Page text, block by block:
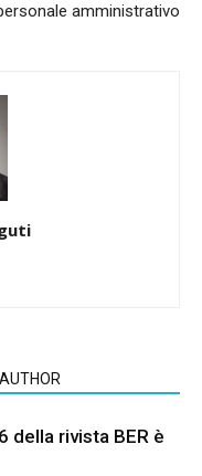
amministrativo
della rivista BER è